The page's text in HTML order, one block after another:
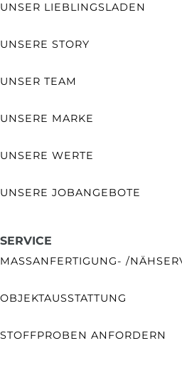
UNSER LIEBLINGSLADEN
UNSERE STORY
UNSER TEAM
UNSERE MARKE
UNSERE WERTE
UNSERE JOBANGEBOTE
SERVICE
MASSANFERTIGUNG- /
OBJEKTAUSSTATTUNG
STOFFPROBEN ANFORDERN